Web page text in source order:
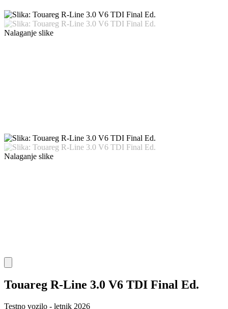
Nalaganje slike
Nalaganje slike
Touareg R-Line 3.0 V6 TDI Final Ed.
Testno vozilo - letnik 2026